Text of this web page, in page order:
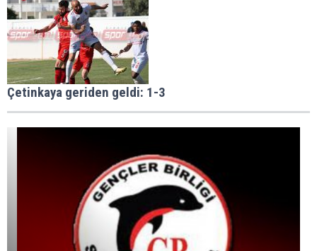
Çetinkaya geriden geldi: 1-3